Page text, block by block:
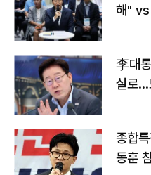
해" vs
李대
실로…
종합
동훈